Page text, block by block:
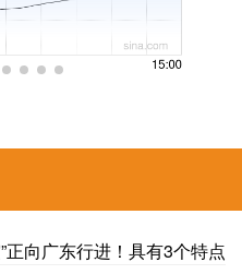
正向广东行进！具有3个特点